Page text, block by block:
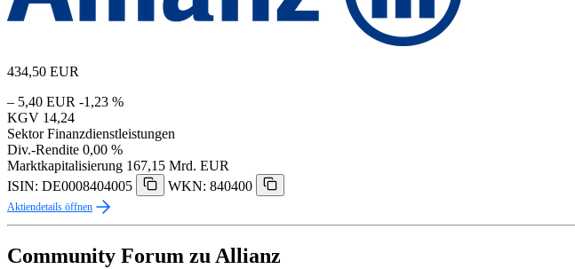
434,50 EUR
– 5,40 EUR -1,23 %
KGV 14,24
Sektor Finanzdienstleistungen
Div.-Rendite 0,00 %
Marktkapitalisierung 167,15 Mrd. EUR
ISIN: DE0008404005
WKN: 840400
Aktiendetails öffnen
Community Forum zu Allianz